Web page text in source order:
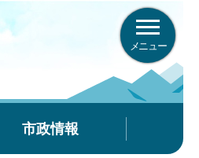
メニュー
市政情報